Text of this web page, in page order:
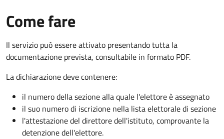
Come fare
Il servizio può essere attivato presentando tutta la
documentazione prevista, consultabile in formato PDF.
La dichiarazione deve contenere:
il numero della sezione alla quale l'elettore è assegnato
il suo numero di iscrizione nella lista elettorale di sezione
l'attestazione del direttore dell'istituto, comprovante la
detenzione dell'elettore.